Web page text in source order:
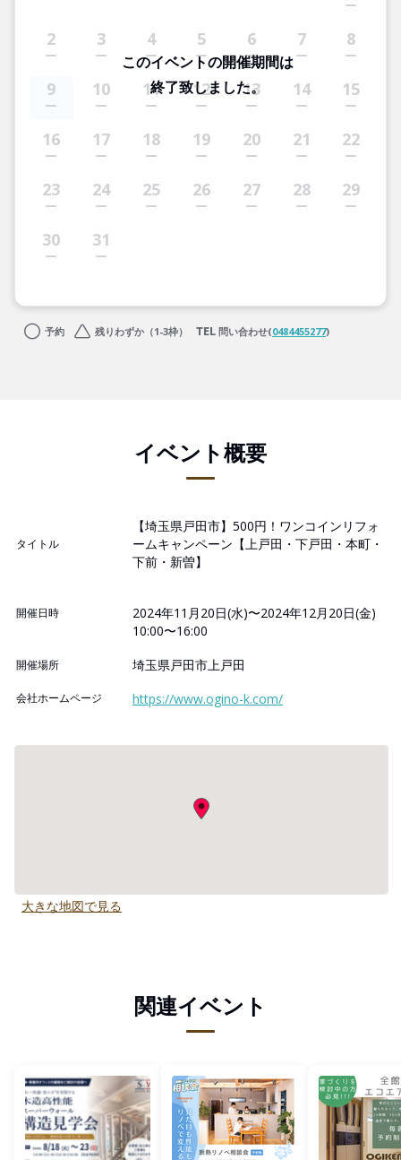
2 3 4 5 6 7 8
9 10 11 12 13 14 15
16 17 18 19 20 21 22
23 24 25 26 27 28 29
30 31
このイベントの開催期間は
終了致しました。
予約 残りわずか（1-3枠） 問い合わせ(0484455277)
イベント概要
タイトル
【埼玉県戸田市】500円！ワンコインリフォ
ームキャンペーン【上戸田・下戸田・本町・
下前・新曽】
開催日時
2024年11月20日(水)〜2024年12月20日(金)
10:00〜16:00
開催場所 埼玉県戸田市上戸田
会社ホームページ https://www.ogino-k.com/
大きな地図で見る
関連イベント